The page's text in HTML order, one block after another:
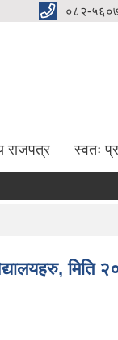
०८२-
राजपत्र स्वतः